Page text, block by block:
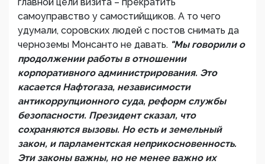
самоуправство у самостийщиков. А то чего
удумали, соровских людей с постов снимать да
черноземы Монсанто не давать. "Мы говорили о
продолжении работы в отношении
корпоративного администрирования. Это
касается Нафтогаза, независимости
антикоррупционного суда, реформ службы
безопасности. Президент сказал, что
сохраняются вызовы. Но есть и земельный
закон, и парламентская неприкосновенность.
Эти законы важны, но не менее важно их